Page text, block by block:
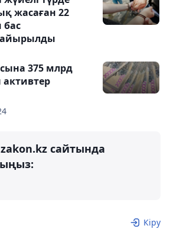
жасаған 22
бас
375 млрд
активтер
сайтында
Кіру